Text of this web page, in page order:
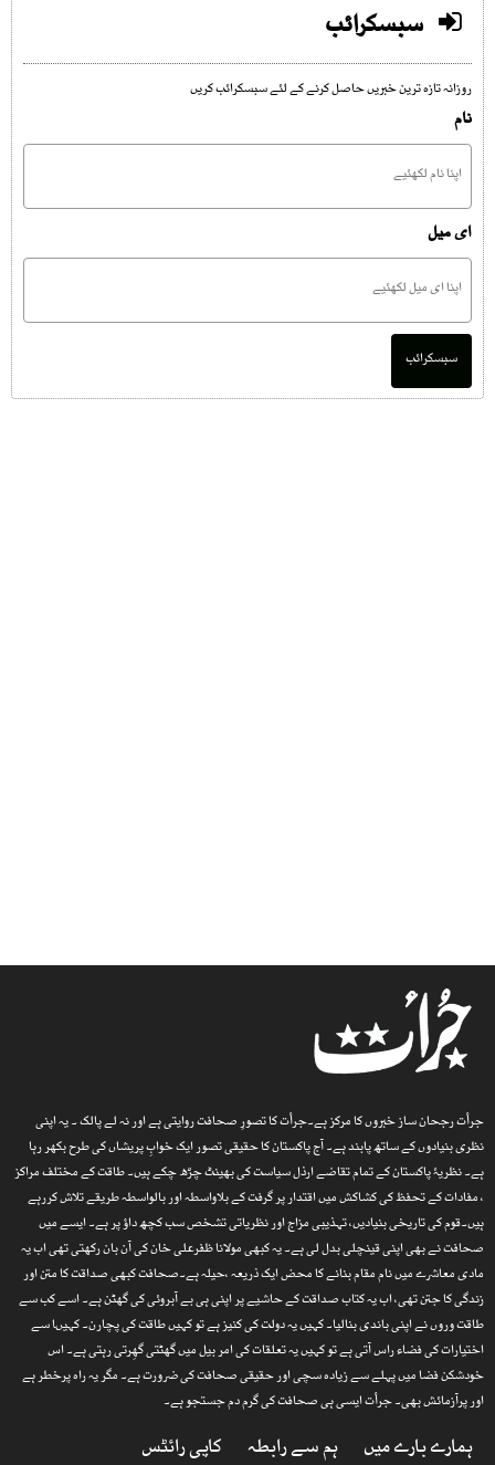
سبسکرائب
روزانہ تازہ ترین خبریں حاصل کرنے کے لئے سبسکرائب کریں
نام
ای میل
سبسکرائب
جرأت رجحان ساز خبروں کا مرکز ہے۔جرأت کا تصورِ صحافت روایتی ہے اور نہ لے پالک ۔ یہ اپنی
نظری بنیادوں کے ساتھ پابند ہے۔ آج پاکستان کا حقیقی تصور ایک خوابِ پریشاں کی طرح بکھر رہا
ہے۔ نظریۂ پاکستان کے تمام تقاضے ارذل سیاست کی بھینٹ چڑھ چکے ہیں۔ طاقت کے مختلف مراکز
، مفادات کے تحفظ کی کشاکش میں اقتدار پر گرفت کے بلاواسطہ اور بالواسطہ طریقے تلاش کررہے
ہیں۔قوم کی تاریخی بنیادیں، تہذیبی مزاج اور نظریاتی تشخص سب کچھ داؤ پر ہے۔ ایسے میں
صحافت نے بھی اپنی قینچلی بدل لی ہے۔ یہ کبھی مولانا ظفرعلی خان کی آن بان رکھتی تھی اب یہ
مادی معاشرے میں نام مقام بنانے کا محض ایک ذریعہ ،حیلہ ہے۔صحافت کبھی صداقت کا متن اور
زندگی کا جتن تھی، اب یہ کتاب صداقت کے حاشیے پر اپنی ہی بے آبروئی کی گھٹن ہے۔ اسے کب سے
طاقت وروں نے اپنی باندی بنالیا۔ کہیں یہ دولت کی کنیز ہے تو کہیں طاقت کی پچارن۔ کہیںا سے
اختیارات کی فضاء راس آتی ہے تو کہیں یہ تعلقات کی امر بیل میں گھٹتی گھِرتی رہتی ہے۔ اس
خودشکن فضا میں پہلے سے زیادہ سچی اور حقیقی صحافت کی ضرورت ہے۔ مگر یہ راہ پرخطر ہے
اور پرآزمائش بھی۔ جرأت ایسی ہی صحافت کی گرم دم جستجو ہے۔
ہمارے بارے میں ہم سے رابطہ
کاپی رائٹس